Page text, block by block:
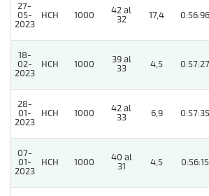
27-
05-
2023
HCH 1000
42 al
32
17,4 0:56:96
18-
02-
2023
HCH 1000
39 al
33
4,5 0:57:27
28-
01-
2023
HCH 1000
42 al
33
6,9 0:57:35
07-
01-
2023
HCH 1000
40 al
31
4,5 0:56:15